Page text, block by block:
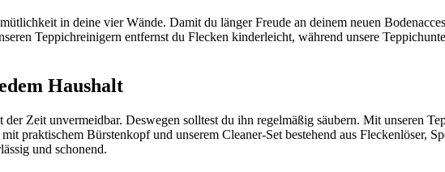
in deine vier Wände. Damit du länger Freude an deinem neuen
Teppichreinigern entfernst du Flecken kinderleicht, während unsere
Haushalt
Zeit unvermeidbar. Deswegen solltest du ihn regelmäßig säubern. Mit unseren
praktischem Bürstenkopf und unserem Cleaner-Set bestehend aus Fleckenlöser,
und schonend.